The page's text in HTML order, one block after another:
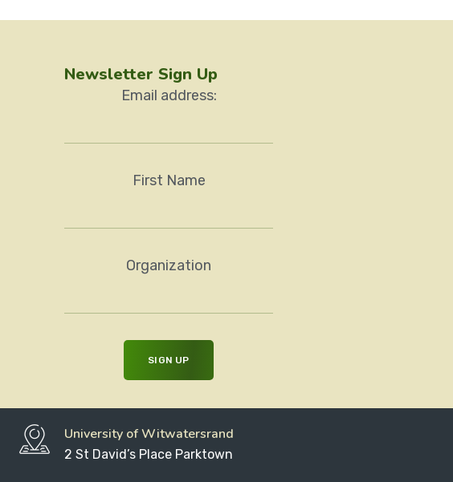
Newsletter Sign Up
Email address:
First Name
Organization
University of Witwatersrand
2 St David’s Place Parktown